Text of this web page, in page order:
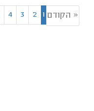
« הקודם 1
2
3
4